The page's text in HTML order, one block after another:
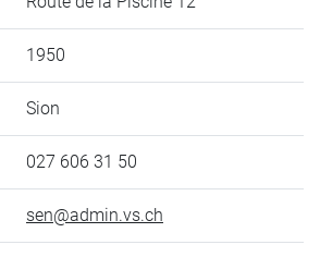
1950
Sion
027 606 31 50
sen@admin.vs.ch